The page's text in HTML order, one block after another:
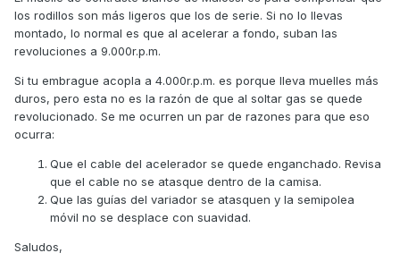
los rodillos son más ligeros que los de serie. Si no lo llevas
montado, lo normal es que al acelerar a fondo, suban las
revoluciones a 9.000r.p.m.
Si tu embrague acopla a 4.000r.p.m. es porque lleva muelles más
duros, pero esta no es la razón de que al soltar gas se quede
revolucionado. Se me ocurren un par de razones para que eso
ocurra:
Que el cable del acelerador se quede enganchado. Revisa
que el cable no se atasque dentro de la camisa.
Que las guías del variador se atasquen y la semipolea
móvil no se desplace con suavidad.
Saludos,